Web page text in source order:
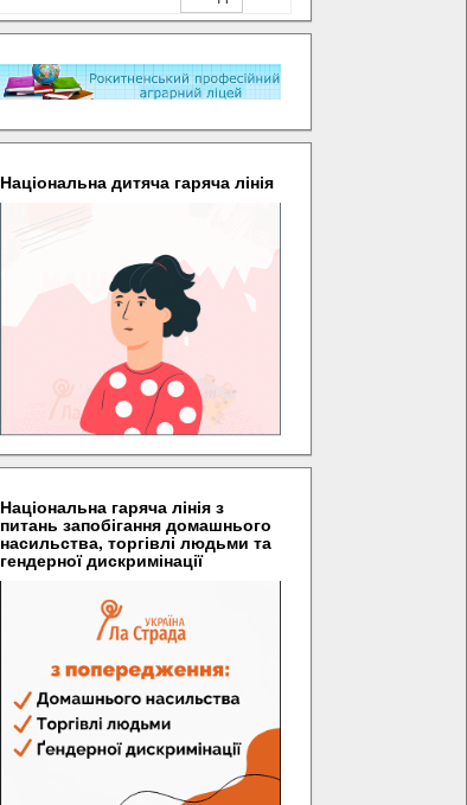
Національна дитяча гаряча лінія
Національна гаряча лінія з
питань запобігання домашнього
насильства, торгівлі людьми та
гендерної дискримінації